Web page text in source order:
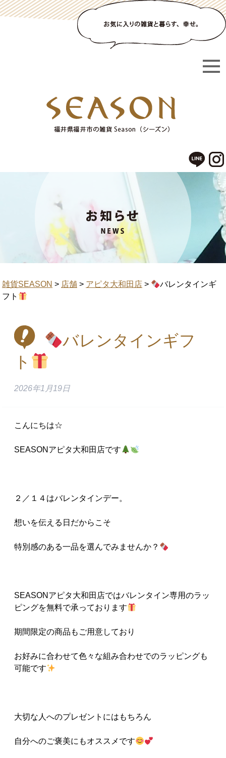
雑貨SEASON > 店舗 > アピタ大和田店 >
バレンタインギ
フト
バレンタインギフ
ト
2026年1月19日
こんにちは☆
SEASONアピタ大和田店です
２／１４はバレンタインデー。
想いを伝える日だからこそ
特別感のある一品を選んでみませんか？
SEASONアピタ大和田店ではバレンタイン専用のラッ
ピングを無料で承っております
期間限定の商品もご用意しており
お好みに合わせて色々な組み合わせでのラッピングも
可能です
大切な人へのプレゼントにはもちろん
自分へのご褒美にもオススメです